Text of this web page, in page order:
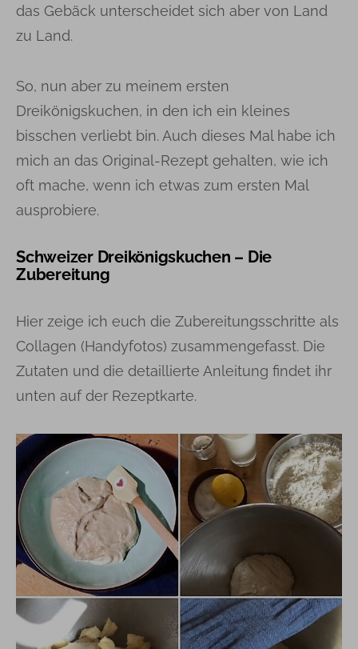
das Gebäck unterscheidet sich aber von Land
zu Land.
So, nun aber zu meinem ersten
Dreikönigskuchen, in den ich ein kleines
bisschen verliebt bin. Auch dieses Mal habe ich
mich an das Original-Rezept gehalten, wie ich
oft mache, wenn ich etwas zum ersten Mal
ausprobiere.
Schweizer Dreikönigskuchen – Die
Zubereitung
Hier zeige ich euch die Zubereitungsschritte als
Collagen (Handyfotos) zusammengefasst. Die
Zutaten und die detaillierte Anleitung findet ihr
unten auf der Rezeptkarte.